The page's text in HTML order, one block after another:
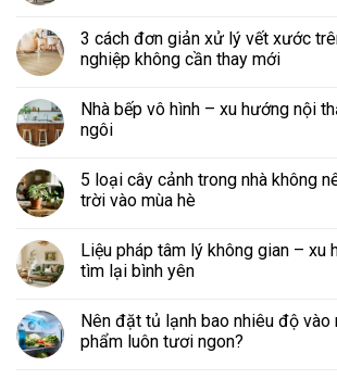
3 cách đơn giản xử lý vết xước
nghiệp không cần thay mới
Nhà bếp vô hình – xu hướng nội
ngôi
5 loại cây cảnh trong nhà không
trời vào mùa hè
Liệu pháp tâm lý không gian – xu
tìm lại bình yên
Nên đặt tủ lạnh bao nhiêu độ vào
phẩm luôn tươi ngon?